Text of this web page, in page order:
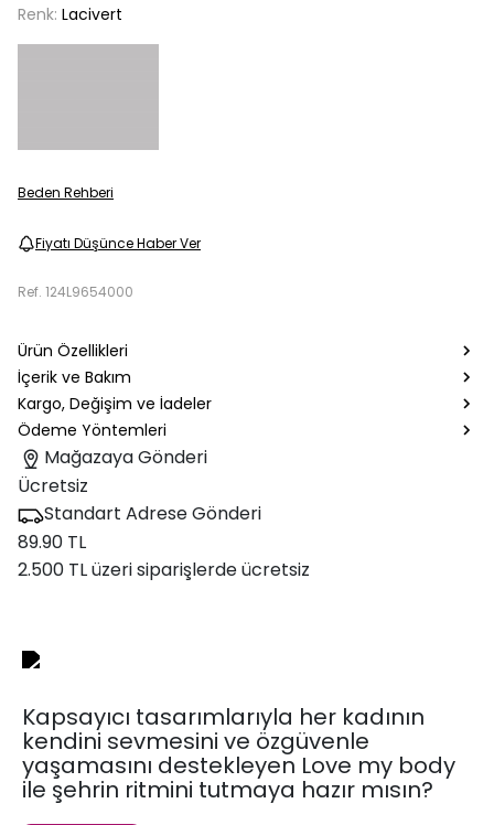
Renk: Lacivert
Beden Rehberi
Fiyatı Düşünce Haber Ver
Ref. 124L9654000
Ürün Özellikleri
İçerik ve Bakım
Kargo, Değişim ve İadeler
Ödeme Yöntemleri
Mağazaya Gönderi
Ücretsiz
Standart Adrese Gönderi
89.90 TL
2.500 TL üzeri siparişlerde ücretsiz
Kapsayıcı tasarımlarıyla her kadının
kendini sevmesini ve özgüvenle
yaşamasını destekleyen Love my body
ile şehrin ritmini tutmaya hazır mısın?